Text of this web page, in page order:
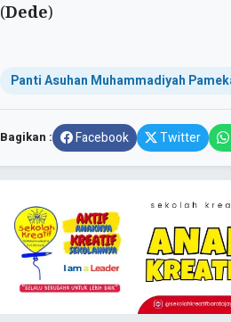
(Dede)
Panti Asuhan Muhammadiyah
Bagikan : Facebook Twitter